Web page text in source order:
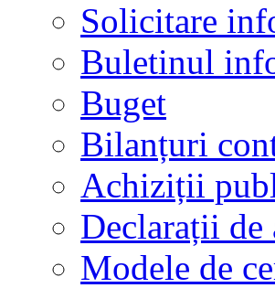
Solicitare
Buletinul
Buget
Bilanțuri
Achiziții
Declarații de
Modele de